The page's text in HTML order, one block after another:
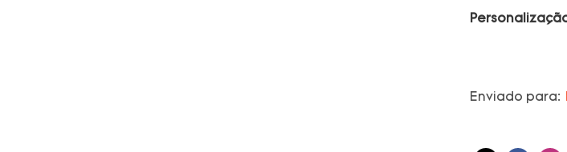
Enviado para: